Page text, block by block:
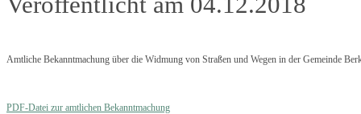
Amtliche Bekanntmachung über die Widmung von Straßen und Wegen in der Gemeinde
PDF-Datei zur amtlichen Bekanntmachung